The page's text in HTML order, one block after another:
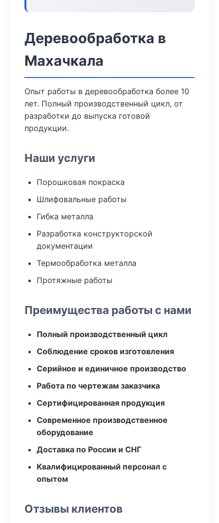
Деревообработка в
Махачкала
Опыт работы в деревообработка более 10
лет. Полный производственный цикл, от
разработки до выпуска готовой
продукции.
Наши услуги
Порошковая покраска
Шлифовальные работы
Гибка металла
Разработка конструкторской
документации
Термообработка металла
Протяжные работы
Преимущества работы с нами
Полный производственный цикл
Соблюдение сроков изготовления
Серийное и единичное производство
Работа по чертежам заказчика
Сертифицированная продукция
Современное производственное
оборудование
Доставка по России и СНГ
Квалифицированный персонал с
опытом
Отзывы клиентов